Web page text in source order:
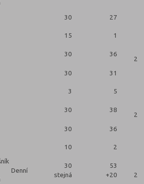
30 27
15 1
30 36
2
30 31
3 5
30 38
2
30 36
10 2
Denní
30
stejná
53
+20
2